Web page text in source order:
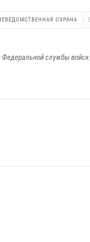
ОХРАНА
службы